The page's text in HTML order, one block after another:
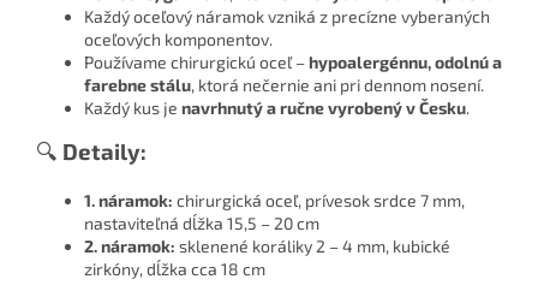
Každý oceľový náramok vzniká z precízne vyberaných
oceľových komponentov.
Používame chirurgickú oceľ –hypoalergénnu, odolnú a
farebne stálu, ktorá nečernie ani pri dennom nosení.
Každý kus je navrhnutý a ručne vyrobený v Česku.
🔍 Detaily:
1. náramok: chirurgická oceľ, prívesok srdce 7 mm,
nastaviteľná dĺžka 15,5 – 20 cm
2. náramok: sklenené koráliky 2 – 4 mm, kubické
zirkóny, dĺžka cca 18 cm